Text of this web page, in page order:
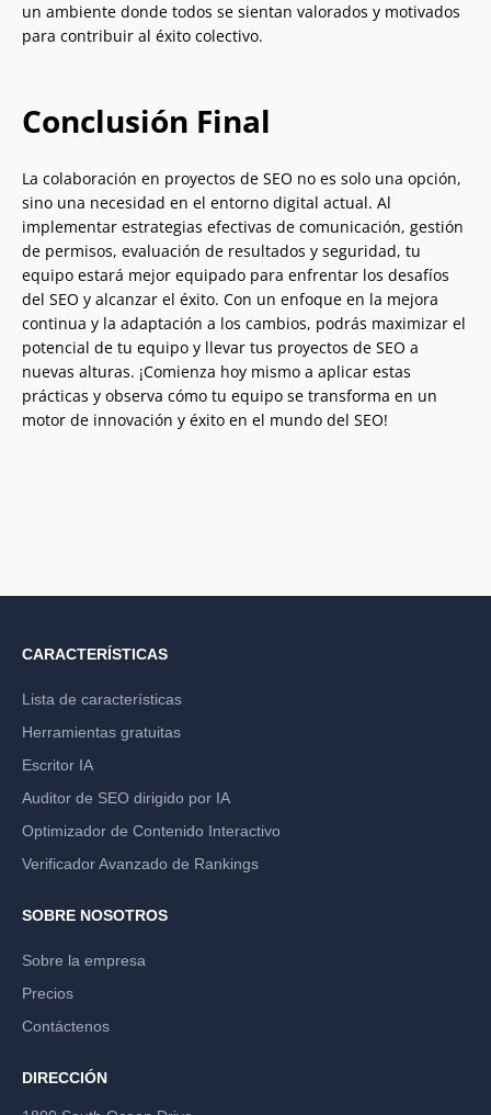
un ambiente donde todos se sientan valorados y motivados
para contribuir al éxito colectivo.
Conclusión Final
La colaboración en proyectos de SEO no es solo una opción,
sino una necesidad en el entorno digital actual. Al
implementar estrategias efectivas de comunicación, gestión
de permisos, evaluación de resultados y seguridad, tu
equipo estará mejor equipado para enfrentar los desafíos
del SEO y alcanzar el éxito. Con un enfoque en la mejora
continua y la adaptación a los cambios, podrás maximizar el
potencial de tu equipo y llevar tus proyectos de SEO a
nuevas alturas. ¡Comienza hoy mismo a aplicar estas
prácticas y observa cómo tu equipo se transforma en un
motor de innovación y éxito en el mundo del SEO!
CARACTERÍSTICAS
Lista de características
Herramientas gratuitas
Escritor IA
Auditor de SEO dirigido por IA
Optimizador de Contenido Interactivo
Verificador Avanzado de Rankings
SOBRE NOSOTROS
Sobre la empresa
Precios
Contáctenos
DIRECCIÓN